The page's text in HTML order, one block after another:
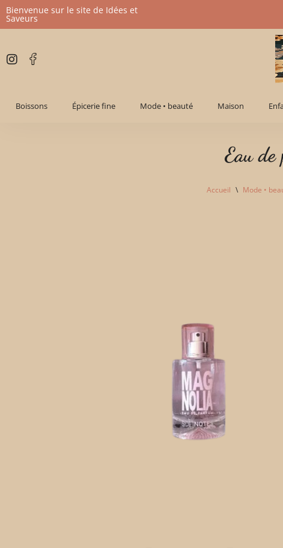
Aller
contenu
Bienvenue sur le site de Idées et
Saveurs
Boissons Épicerie fine Mode • beauté Maison
Eau
Accueil \ Mode •